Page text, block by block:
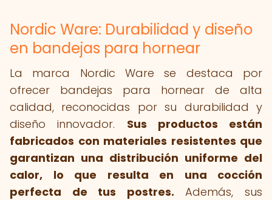
Nordic Ware: Durabilidad y diseño
en bandejas para hornear
La marca Nordic Ware se destaca por
ofrecer bandejas para hornear de alta
calidad, reconocidas por su durabilidad y
diseño innovador. Sus productos están
fabricados con materiales resistentes que
garantizan una distribución uniforme del
calor, lo que resulta en una cocción
perfecta de tus postres. Además, sus